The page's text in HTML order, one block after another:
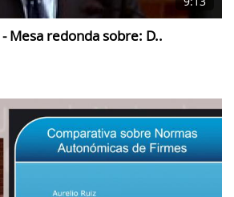
Mesa redonda sobre: D..